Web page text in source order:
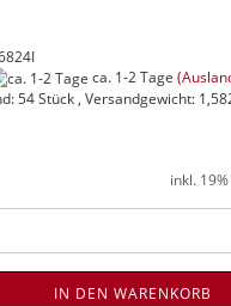
ca. 1-2 Tage
54 Stück , Versandgewicht:
inkl.
IN DEN WARENKORB